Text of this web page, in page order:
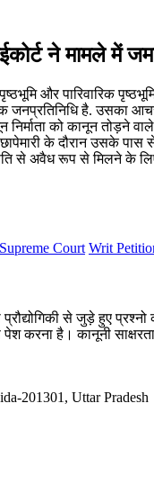
ने मामले में
और पारिवारिक
जनप्रतिनिधि है. उसका
को कानून तोड़ने
के दौरान उसके
से अवैध रूप से मिलने के लिए
Supreme Court Writ
से जुड़े हुए
करना है। कानूनी
201301, Uttar Pradesh